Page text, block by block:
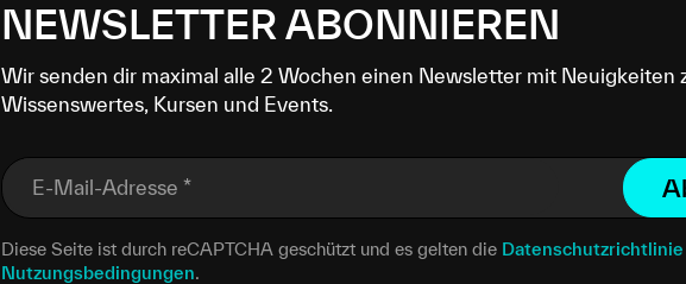
NEWSLETTER ABONNIEREN
Wir senden dir maximal alle 2 Wochen einen Newsletter mit Neuigkeiten
Wissenswertes, Kursen und Events.
E-Mail-Adresse *
Diese Seite ist durch reCAPTCHA geschützt und es gelten die Datenschutzrichtlinie
Nutzungsbedingungen.